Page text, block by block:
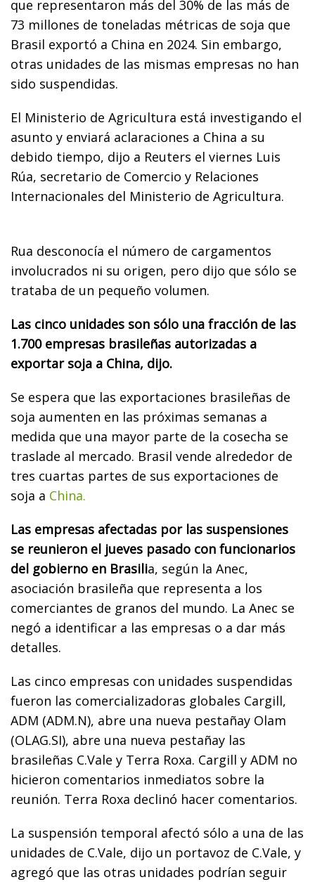
que representaron más del 30% de las más de
73 millones de toneladas métricas de soja que
Brasil exportó a China en 2024. Sin embargo,
otras unidades de las mismas empresas no han
sido suspendidas.
El Ministerio de Agricultura está investigando el
asunto y enviará aclaraciones a China a su
debido tiempo, dijo a Reuters el viernes Luis
Rúa, secretario de Comercio y Relaciones
Internacionales del Ministerio de Agricultura.
Rua desconocía el número de cargamentos
involucrados ni su origen, pero dijo que sólo se
trataba de un pequeño volumen.
Las cinco unidades son sólo una fracción de las
1.700 empresas brasileñas autorizadas a
exportar soja a China, dijo.
Se espera que las exportaciones brasileñas de
soja aumenten en las próximas semanas a
medida que una mayor parte de la cosecha se
traslade al mercado. Brasil vende alrededor de
tres cuartas partes de sus exportaciones de
soja a China.
Las empresas afectadas por las suspensiones
se reunieron el jueves pasado con funcionarios
del gobierno en Brasilia, según la Anec,
asociación brasileña que representa a los
comerciantes de granos del mundo. La Anec se
negó a identificar a las empresas o a dar más
detalles.
Las cinco empresas con unidades suspendidas
fueron las comercializadoras globales Cargill,
ADM (ADM.N), abre una nueva pestañay Olam
(OLAG.SI), abre una nueva pestañay las
brasileñas C.Vale y Terra Roxa. Cargill y ADM no
hicieron comentarios inmediatos sobre la
reunión. Terra Roxa declinó hacer comentarios.
La suspensión temporal afectó sólo a una de las
unidades de C.Vale, dijo un portavoz de C.Vale, y
agregó que las otras unidades podrían seguir